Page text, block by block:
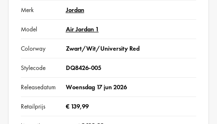
Merk Jordan
Model Air Jordan 1
Colorway Zwart/Wit/University Red
Stylecode DQ8426-005
Releasedatum Woensdag 17 jun 2026
Retailprijs € 139,99